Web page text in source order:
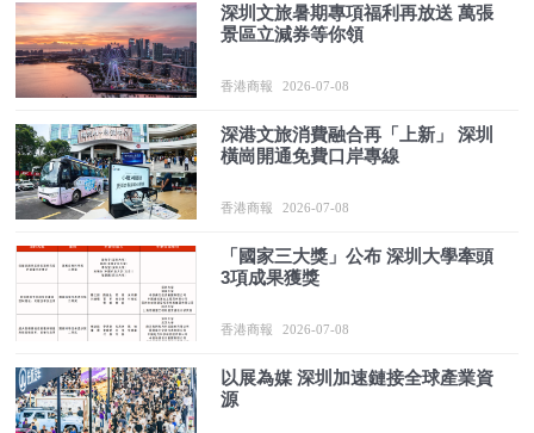
深圳文旅暑期專項福利再放送 萬張
景區立減券等你領
香港商報 2026-07-08
深港文旅消費融合再「上新」 深圳
橫崗開通免費口岸專線
香港商報 2026-07-08
「國家三大獎」公布 深圳大學牽頭
3項成果獲獎
香港商報 2026-07-08
以展為媒 深圳加速鏈接全球產業資
源